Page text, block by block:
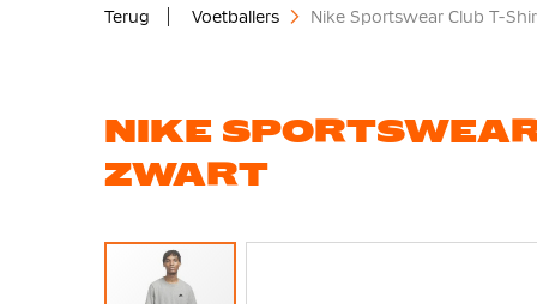
Terug Voetballers Nike Sportswear Club T-
NIKE
ZWART
Ga